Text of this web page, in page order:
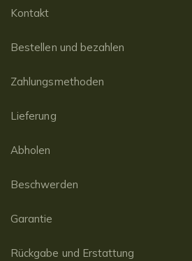
Kontakt
Bestellen und bezahlen
Zahlungsmethoden
Lieferung
Abholen
Beschwerden
Garantie
Rückgabe und Erstattung